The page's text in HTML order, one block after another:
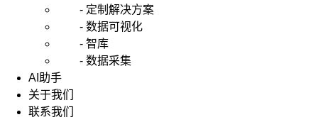
- 定制解决方案
- 数据可视化
- 智库
- 数据采集
AI助手
关于我们
联系我们